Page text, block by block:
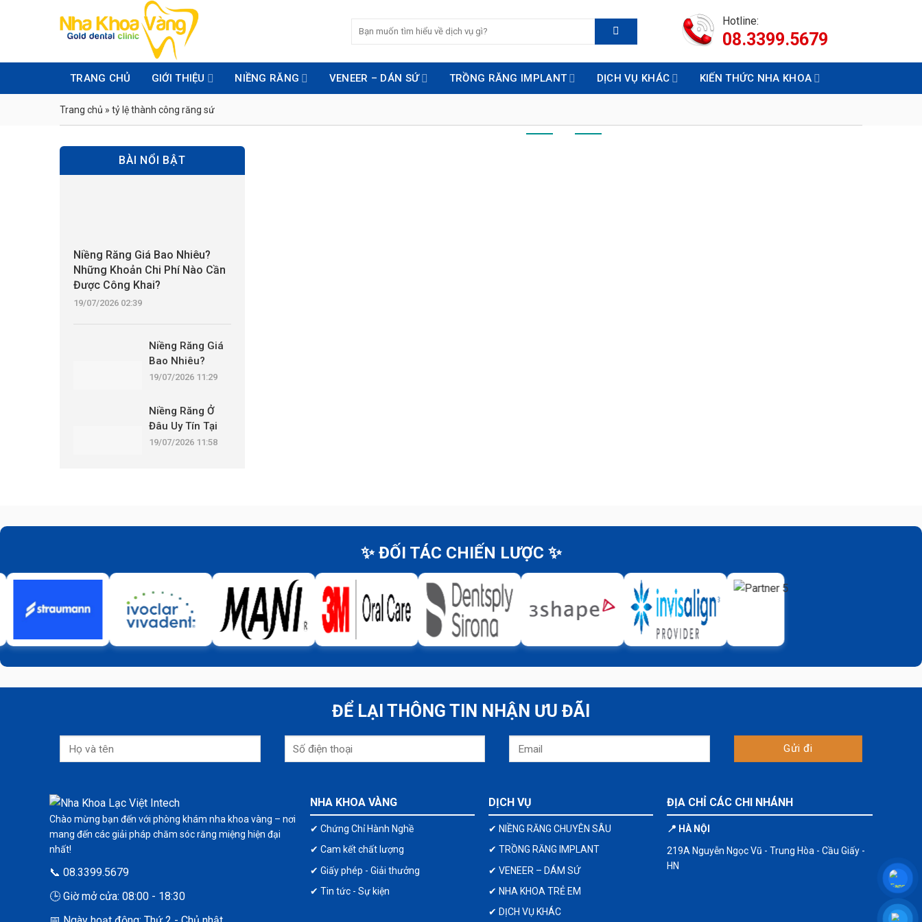
Hotline:
08.3399.5679
TRANG CHỦ GIỚI THIỆU NIỀNG RĂNG VENEER – DÁN SỨ TRỒNG RĂNG IMPLANT DỊCH VỤ KHÁC KIẾN THỨC NHA KHOA
Trang chủ » tỷ lệ thành công răng sứ
BÀI NỔI BẬT
Niềng Răng Giá Bao Nhiêu?
Những Khoản Chi Phí Nào Cần
Được Công Khai?
19/07/2026 02:39
Niềng Răng Giá
Bao Nhiêu?
Những Khoản
Được Công
Khai?
19/07/2026 11:29
Niềng Răng Ở
Đâu Uy Tín Tại
Hà Nội? 10 Tiêu
19/07/2026 11:58
✨ ĐỐI TÁC CHIẾN LƯỢC ✨
ĐỂ LẠI THÔNG TIN NHẬN ƯU ĐÃI
Chào mừng bạn đến với phòng khám nha khoa vàng – nơi
mang đến các giải pháp chăm sóc răng miệng hiện đại
nhất!
📞 08.3399.5679
🕒 Giờ mở cửa: 08:00 - 18:30
NHA KHOA VÀNG
✔ Chứng Chỉ Hành Nghề
✔ Cam kết chất lượng
✔ Giấy phép - Giải thưởng
✔ Tin tức - Sự kiện
DỊCH VỤ
✔ NIỀNG RĂNG CHUYÊN SÂU
✔ TRỒNG RĂNG IMPLANT
✔ VENEER – DÁM SỨ
✔ NHA KHOA TRẺ EM
✔ DỊCH VỤ KHÁC
ĐỊA CHỈ CÁC CHI NHÁNH
📍 HÀ NỘI
219A Nguyễn Ngọc Vũ - Trung Hòa - Cầu Giấy -
HN